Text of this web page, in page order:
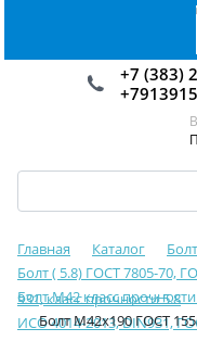
+7 (383)
Главная Каталог
Болт ( 5.8) ГОСТ 7805-70,
931, класс прочности 5.8
Болт М42 класс
ИСО 4014-2013, DIN931,
Болт М42х190 ГОСТ